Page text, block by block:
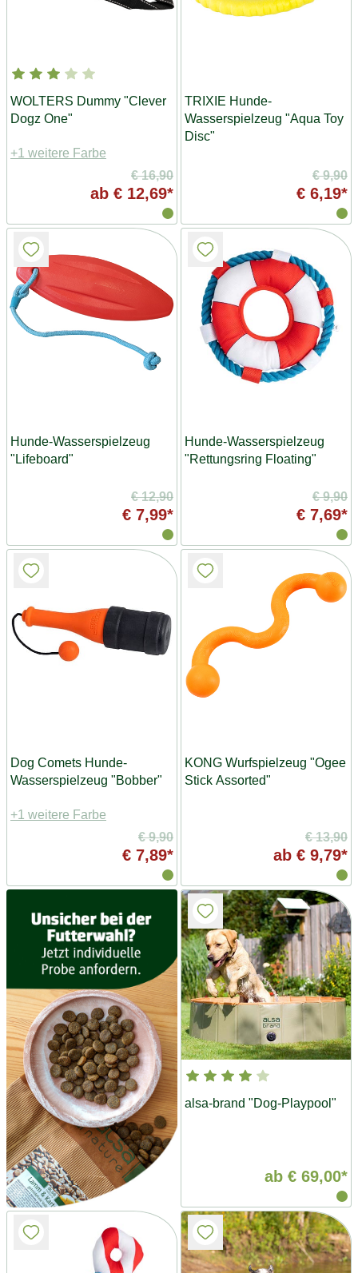
WOLTERS Dummy "Clever
Dogz One"
+1 weitere Farbe
€ 16,90
ab € 12,69*
TRIXIE Hunde-
Wasserspielzeug "Aqua Toy
Disc"
€ 9,90
€ 6,19*
Hunde-Wasserspielzeug
"Lifeboard"
€ 12,90
€ 7,99*
Hunde-Wasserspielzeug
"Rettungsring Floating"
€ 9,90
€ 7,69*
Dog Comets Hunde-
Wasserspielzeug "Bobber"
+1 weitere Farbe
€ 9,90
€ 7,89*
KONG Wurfspielzeug "Ogee
Stick Assorted"
€ 13,90
ab € 9,79*
alsa-brand "Dog-Playpool"
ab € 69,00*